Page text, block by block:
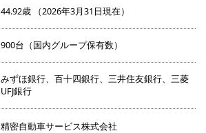
44.92歳 （2026年3月31日現在）
900台（国内グループ保有数）
みずほ銀行、百十四銀行、三井住友銀行、三菱
UFJ銀行
精密自動車サービス株式会社